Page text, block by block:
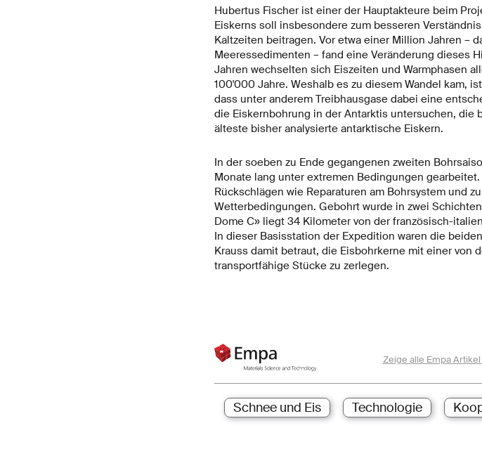
Hubertus Fischer ist einer der Hauptakteure beim
Eiskerns soll insbesondere zum besseren
Kaltzeiten beitragen. Vor etwa einer Million Jahren –
Meeressedimenten – fand eine Veränderung dieses
Jahren wechselten sich Eiszeiten und Warmphasen
100'000 Jahre. Weshalb es zu diesem Wandel kam,
dass unter anderem Treibhausgase dabei eine
die Eiskernbohrung in der Antarktis untersuchen, die
älteste bisher analysierte antarktische Eiskern.
In der soeben zu Ende gegangenen zweiten
Monate lang unter extremen Bedingungen
Rückschlägen wie Reparaturen am Bohrsystem und
Wetterbedingungen. Gebohrt wurde in zwei
Dome C» liegt 34 Kilometer von der französisch-
In dieser Basisstation der Expedition waren die
Krauss damit betraut, die Eisbohrkerne mit einer von
transportfähige Stücke zu zerlegen.
Zeige alle Empa
Schnee und Eis Technologie